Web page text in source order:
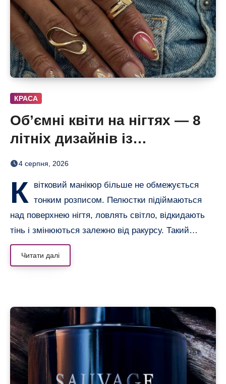
КРАСА
Об’ємні квіти на нігтях — 8
літніх дизайнів із
неймовірним 3D-ефектом
4 серпня, 2026
К
вітковий манікюр більше не обмежується
тонким розписом. Пелюстки підіймаються
над поверхнею нігтя, ловлять світло, відкидають
тінь і змінюються залежно від ракурсу. Такий…
Читати далі